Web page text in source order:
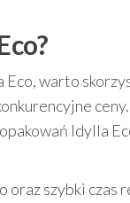
Eco, warto
Idylla
szybki czas